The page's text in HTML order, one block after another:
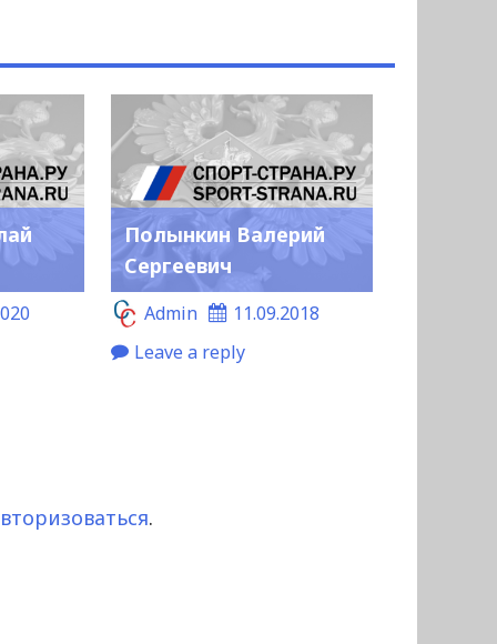
Полынкин Валерий
Сергеевич
Admin
11.09.2018
Leave a reply
.